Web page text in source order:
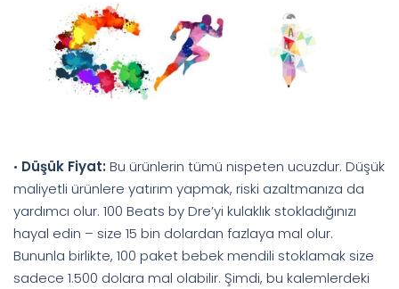
• Düşük Fiyat: Bu ürünlerin tümü nispeten ucuzdur. Düşük
maliyetli ürünlere yatırım yapmak, riski azaltmanıza da
yardımcı olur. 100 Beats by Dre’yi kulaklık stokladığınızı
hayal edin – size 15 bin dolardan fazlaya mal olur.
Bununla birlikte, 100 paket bebek mendili stoklamak size
sadece 1.500 dolara mal olabilir. Şimdi, bu kalemlerdeki